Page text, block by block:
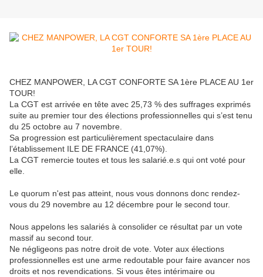
CHEZ MANPOWER, LA CGT CONFORTE SA 1ère PLACE AU 1er
TOUR!
La CGT est arrivée en tête avec 25,73 % des suffrages exprimés
suite au premier tour des élections professionnelles qui s’est tenu
du 25 octobre au 7 novembre.
Sa progression est particulièrement spectaculaire dans
l’établissement ILE DE FRANCE (41,07%).
La CGT remercie toutes et tous les salarié.e.s qui ont voté pour
elle.
Le quorum n'est pas atteint, nous vous donnons donc rendez-
vous du 29 novembre au 12 décembre pour le second tour.
Nous appelons les salariés à consolider ce résultat par un vote
massif au second tour.
Ne négligeons pas notre droit de vote. Voter aux élections
professionnelles est une arme redoutable pour faire avancer nos
droits et nos revendications. Si vous êtes intérimaire ou